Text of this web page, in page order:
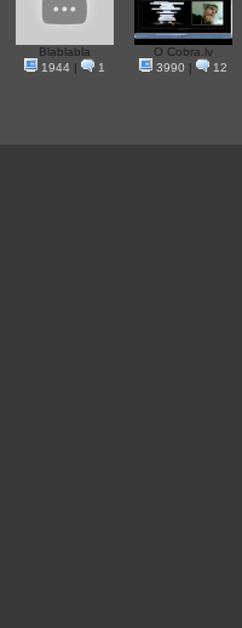
Blablabla
1944| 1
O Cobra.lv
3990 | 12